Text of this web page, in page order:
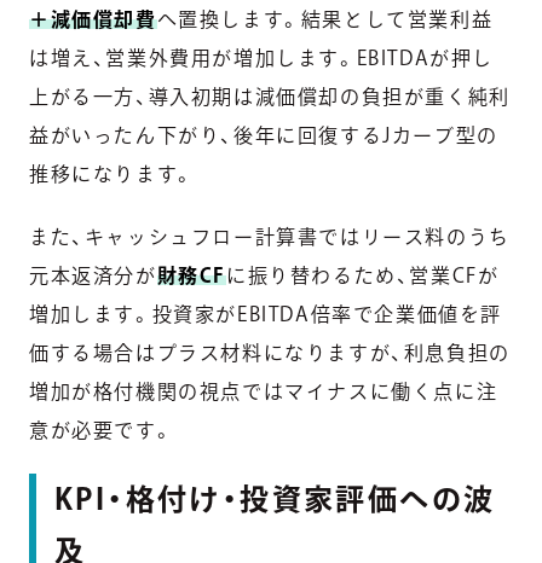
＋減価償却費へ置換します。結果として営業利益
は増え、営業外費用が増加します。EBITDAが押し
上がる一方、導入初期は減価償却の負担が重く純利
益がいったん下がり、後年に回復するJカーブ型の
推移になります。
また、キャッシュフロー計算書ではリース料のうち
元本返済分が財務CFに振り替わるため、営業CFが
増加します。投資家がEBITDA倍率で企業価値を評
価する場合はプラス材料になりますが、利息負担の
増加が格付機関の視点ではマイナスに働く点に注
意が必要です。
KPI・格付け・投資家評価への波
及